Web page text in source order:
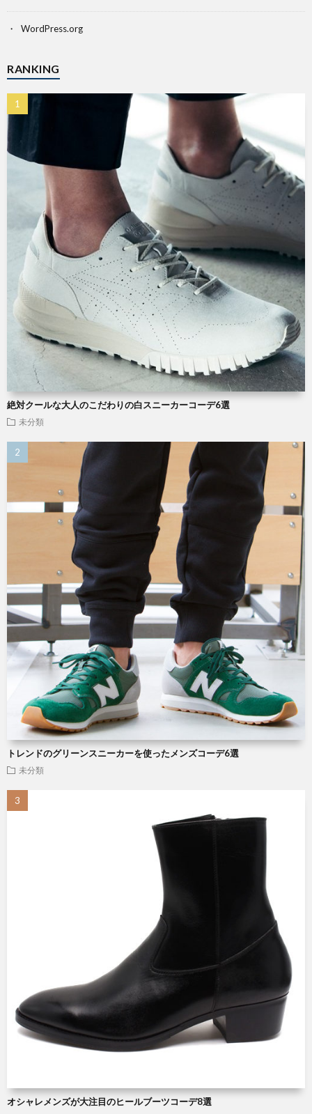
WordPress.org
RANKING
絶対クールな大人のこだわりの白スニーカーコーデ6選
未分類
トレンドのグリーンスニーカーを使ったメンズコーデ6選
未分類
オシャレメンズが大注目のヒールブーツコーデ8選